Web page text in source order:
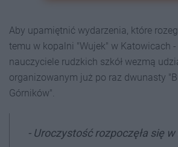
Aby upamiętnić wydarzenia, które
temu w kopalni "Wujek" w Katowicach
nauczyciele rudzkich szkół wezmą
organizowanym już po raz dwunasty
Górników".
- Uroczystość rozpoczęła się